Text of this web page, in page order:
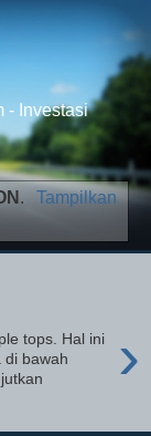
- Investasi
.
Tampilkan
›
tops. Hal ini
di bawah